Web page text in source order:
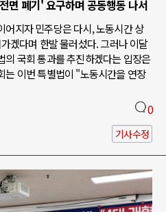
면 폐기' 요구하며 공동행동 나서
지자 민주당은 다시, 노동시간 상
겠다며 한발 물러섰다. 그러나 이달
국회 통과를 추진하겠다는 입장은
는 이번 특별법이 "노동시간을 연장
0
기사수정